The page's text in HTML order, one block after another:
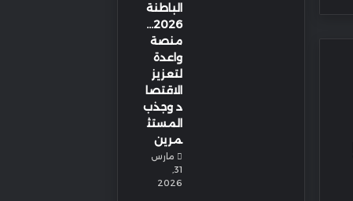
الباطنة
2026…
منصة
واعدة
لتعزيز
الاقتصا
د وجذب
المستث
مرين
مارس
31,
2026